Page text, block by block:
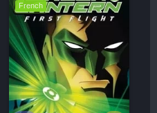
French